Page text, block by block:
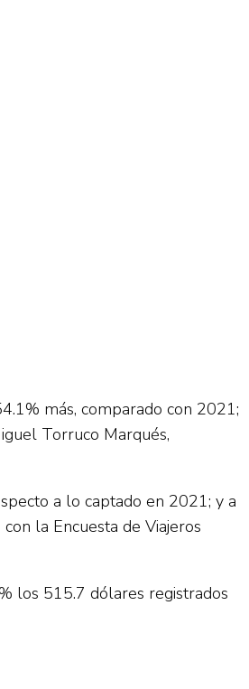
más, comparado con 2021;
Torruco Marqués,
a lo captado en 2021; y a
la Encuesta de Viajeros
los 515.7 dólares registrados